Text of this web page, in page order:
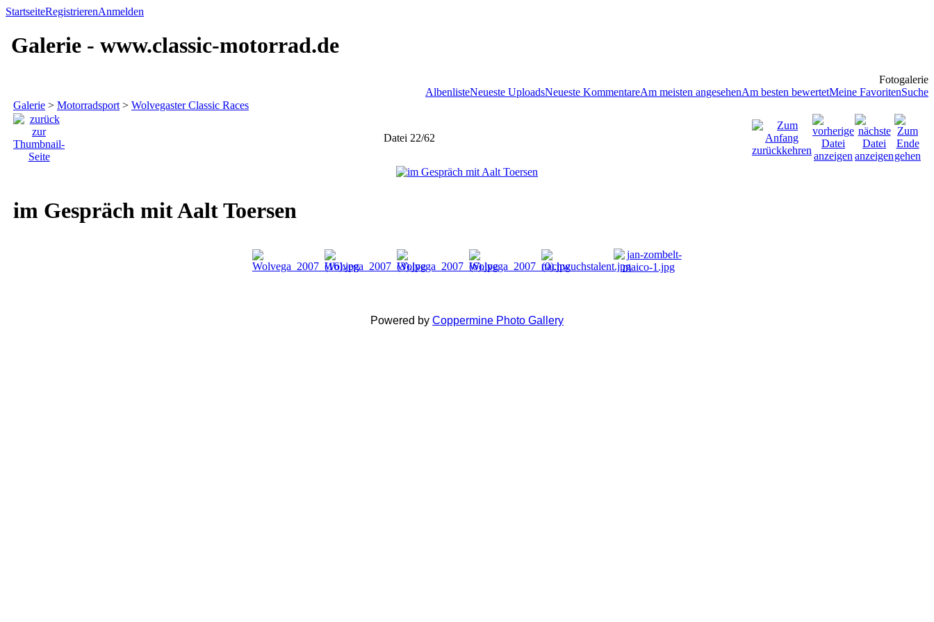
StartseiteRegistrierenAnmelden
Galerie - www.classic-motorrad.de
Fotogalerie
AlbenlisteNeueste UploadsNeueste KommentareAm meisten angesehenAm besten bewertetMeine FavoritenSuche
Galerie > Motorradsport > Wolvegaster Classic Races
Datei 22/62
im Gespräch mit Aalt Toersen
Powered by Coppermine Photo Gallery